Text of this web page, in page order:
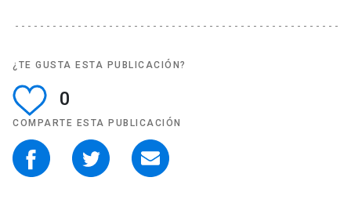
¿TE GUSTA ESTA PUBLICACIÓN?
0
COMPARTE ESTA PUBLICACIÓN